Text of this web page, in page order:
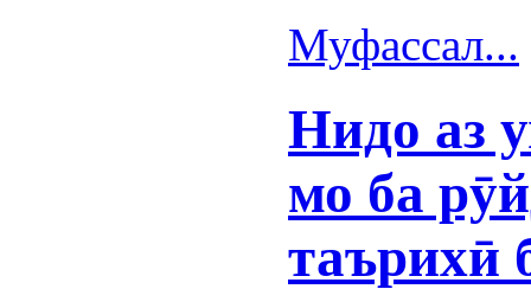
Муфассал...
Нидо аз
мо ба
таърихӣ